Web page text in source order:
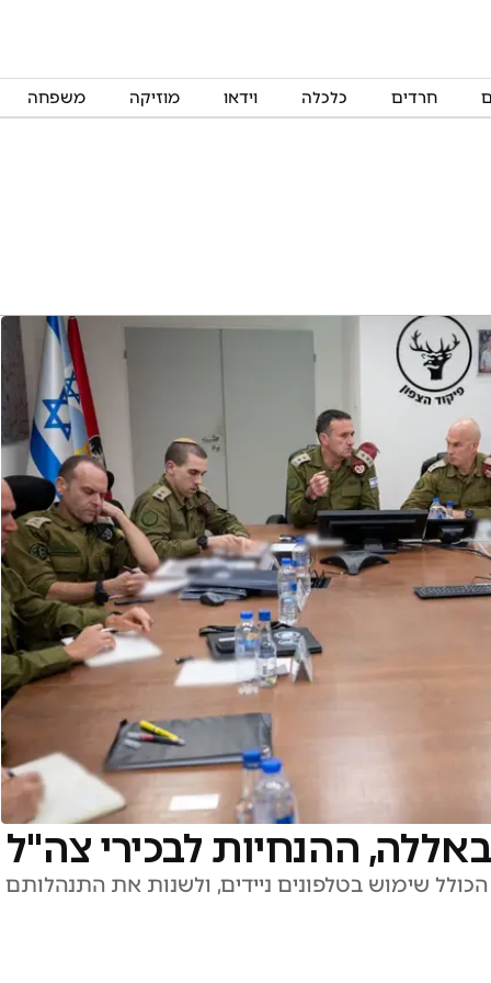
חרדים כלכלה וידאו מוזיקה משפחה
ההנחיות לבכירי צה"ל
הכולל שימוש בטלפונים ניידים, ולשנות את התנהלותם